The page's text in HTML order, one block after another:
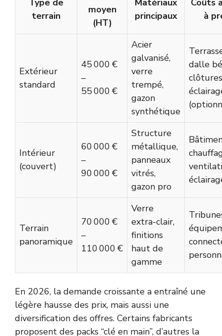
Type de
terrain
moyen
(HT)
Matériaux
principaux
Coûts
à
Extérieur
standard
45 000 €
–
55 000 €
Acier
galvanisé,
verre
trempé,
gazon
synthétique
dalle
Intérieur
(couvert)
60 000 €
–
90 000 €
Structure
métallique,
panneaux
vitrés,
gazon pro
Terrain
panoramique
70 000 €
–
110 000 €
Verre
extra-clair,
finitions
haut de
gamme
En 2026, la demande croissante a entraîné une
légère hausse des prix, mais aussi une
diversification des offres. Certains fabricants
proposent des packs “clé en main”, d’autres la